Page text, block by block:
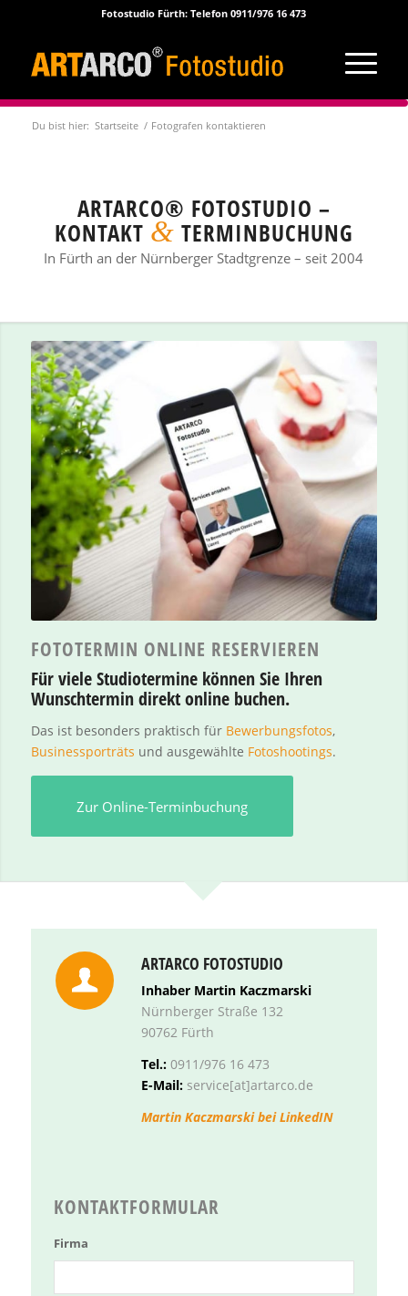
Fotostudio Fürth: Telefon 0911/976 16 473
Du bist hier: Startseite / Fotografen kontaktieren
ARTARCO® FOTOSTUDIO –
KONTAKT & TERMINBUCHUNG
In Fürth an der Nürnberger Stadtgrenze – seit 2004
FOTOTERMIN ONLINE RESERVIEREN
Für viele Studiotermine können Sie Ihren
Wunschtermin direkt online buchen.
Das ist besonders praktisch für Bewerbungsfotos,
Businessporträts und ausgewählte Fotoshootings.
Zur Online-Terminbuchung
ARTARCO FOTOSTUDIO
Inhaber Martin Kaczmarski
Nürnberger Straße 132
90762 Fürth
Tel.: 0911/976 16 473
E-Mail: service[at]artarco.de
Martin Kaczmarski bei LinkedIN
KONTAKTFORMULAR
Firma